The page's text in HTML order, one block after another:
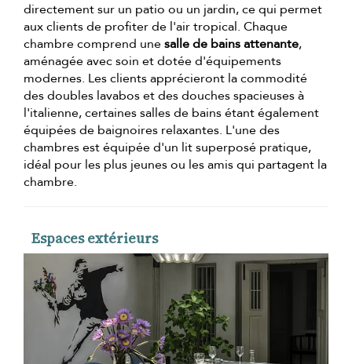
directement sur un patio ou un jardin, ce qui permet
aux clients de profiter de l'air tropical. Chaque
chambre comprend unesalle de bains attenante,
aménagée avec soin et dotée d'équipements
modernes. Les clients apprécieront la commodité
des doubles lavabos et des douches spacieuses à
l'italienne, certaines salles de bains étant également
équipées de baignoires relaxantes. L'une des
chambres est équipée d'un lit superposé pratique,
idéal pour les plus jeunes ou les amis qui partagent la
chambre.
Espaces extérieurs